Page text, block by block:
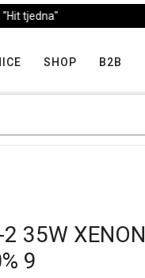
tjedna"
SHOP B2B
35W XENON
9